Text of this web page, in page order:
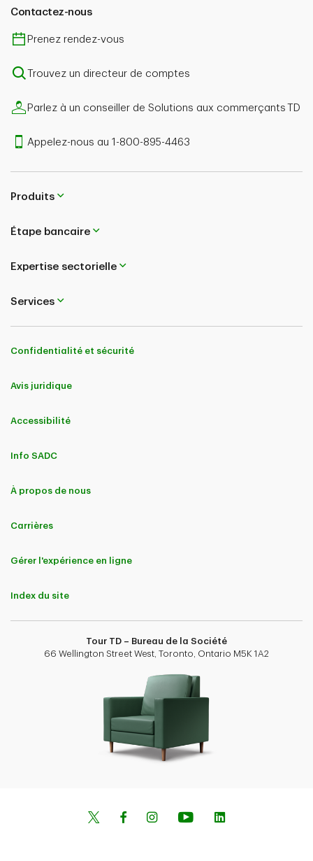
Contactez-nous
Prenez rendez-vous
Trouvez un directeur de comptes
Parlez à un conseiller de Solutions aux commerçants TD
Appelez-nous au 1-800-895-4463
Produits
Étape bancaire
Expertise sectorielle
Services
Confidentialité et sécurité
Avis juridique
Accessibilité
Info SADC
À propos de nous
Carrières
Gérer l'expérience en ligne
Index du site
Tour TD – Bureau de la Société
66 Wellington Street West, Toronto, Ontario M5K 1A2